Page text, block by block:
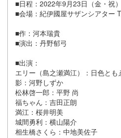
■日程：2022年9月23日（金・祝
■会場：紀伊國屋サザンシアター
■作：河本瑞貴
■演出：丹野郁弓
■出演：
エリー（島之瀬満江）：日色とも
影：河野しずか
松林啓一郎：平野 尚
福ちゃん：吉田正朗
満江：桜井明美
城間勇利：横山陽介
相生橋さくら：中地美佐子